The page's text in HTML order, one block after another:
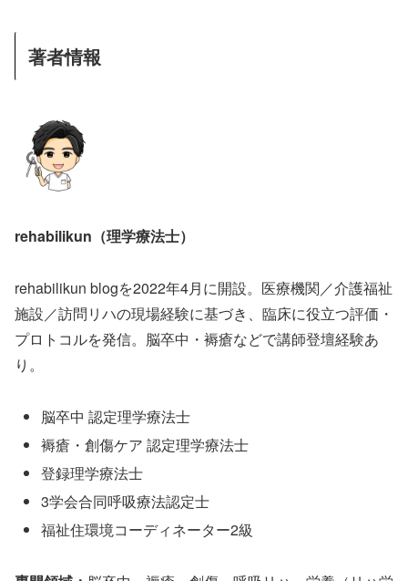
著者情報
rehabilikun（理学療法士）
rehabilikun blogを2022年4月に開設。医療機関／介護福祉
施設／訪問リハの現場経験に基づき、臨床に役立つ評価・
プロトコルを発信。脳卒中・褥瘡などで講師登壇経験あ
り。
脳卒中 認定理学療法士
褥瘡・創傷ケア 認定理学療法士
登録理学療法士
3学会合同呼吸療法認定士
福祉住環境コーディネーター2級